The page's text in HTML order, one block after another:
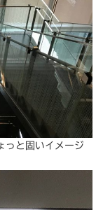
っと固いイメージ